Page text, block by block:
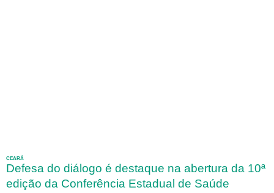
CEARÁ
Defesa do diálogo é destaque na abertura da 10ª
edição da Conferência Estadual de Saúde